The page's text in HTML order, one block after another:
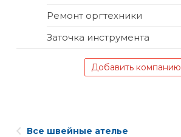
Ремонт оргтехники
Заточка инструмента
Добавить компанию
Все швейные ателье